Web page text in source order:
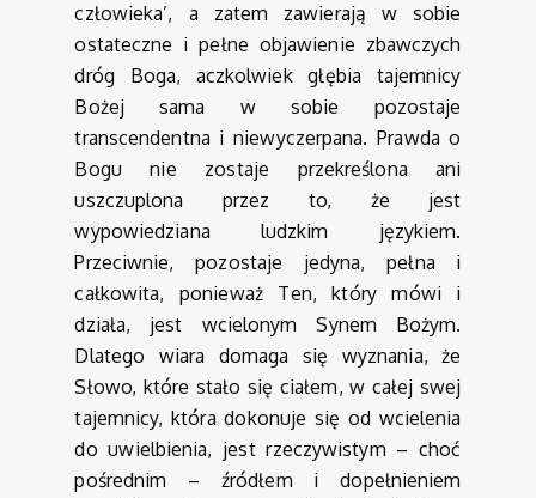
człowieka’, a zatem zawierają w sobie
ostateczne i pełne objawienie zbawczych
dróg Boga, aczkolwiek głębia tajemnicy
Bożej sama w sobie pozostaje
transcendentna i niewyczerpana. Prawda o
Bogu nie zostaje przekreślona ani
uszczuplona przez to, że jest
wypowiedziana ludzkim językiem.
Przeciwnie, pozostaje jedyna, pełna i
całkowita, ponieważ Ten, który mówi i
działa, jest wcielonym Synem Bożym.
Dlatego wiara domaga się wyznania, że
Słowo, które stało się ciałem, w całej swej
tajemnicy, która dokonuje się od wcielenia
do uwielbienia, jest rzeczywistym – choć
pośrednim – źródłem i dopełnieniem